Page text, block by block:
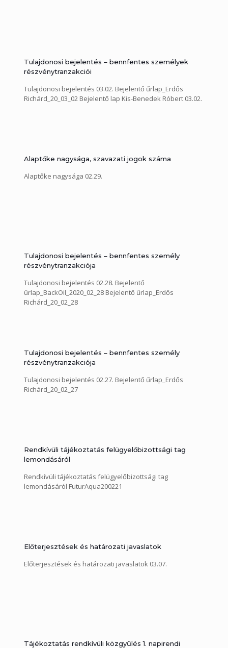
Tulajdonosi bejelentés – bennfentes személyek
részvénytranzakciói
Tulajdonosi bejelentés 03.02. Bejelentő űrlap_Erdős
Richárd_20_03_02 Bejelentő lap Kis-Benedek Róbert 03.02.
Alaptőke nagysága, szavazati jogok száma
Alaptőke nagysága 02.29.
Tulajdonosi bejelentés – bennfentes személy
részvénytranzakciója
Tulajdonosi bejelentés 02.28. Bejelentő
űrlap_BackOil_2020_02_28 Bejelentő űrlap_Erdős
Richárd_20_02_28
Tulajdonosi bejelentés – bennfentes személy
részvénytranzakciója
Tulajdonosi bejelentés 02.27. Bejelentő űrlap_Erdős
Richárd_20_02_27
Rendkívüli tájékoztatás felügyelőbizottsági tag
lemondásáról
Rendkívüli tájékoztatás felügyelőbizottsági tag
lemondásáról FuturAqua200221
Előterjesztések és határozati javaslatok
Előterjesztések és határozati javaslatok 03.07.
Tájékoztatás rendkívüli közgyűlés 1. napirendi